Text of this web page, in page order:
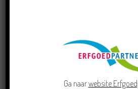
Ga naarwebsite